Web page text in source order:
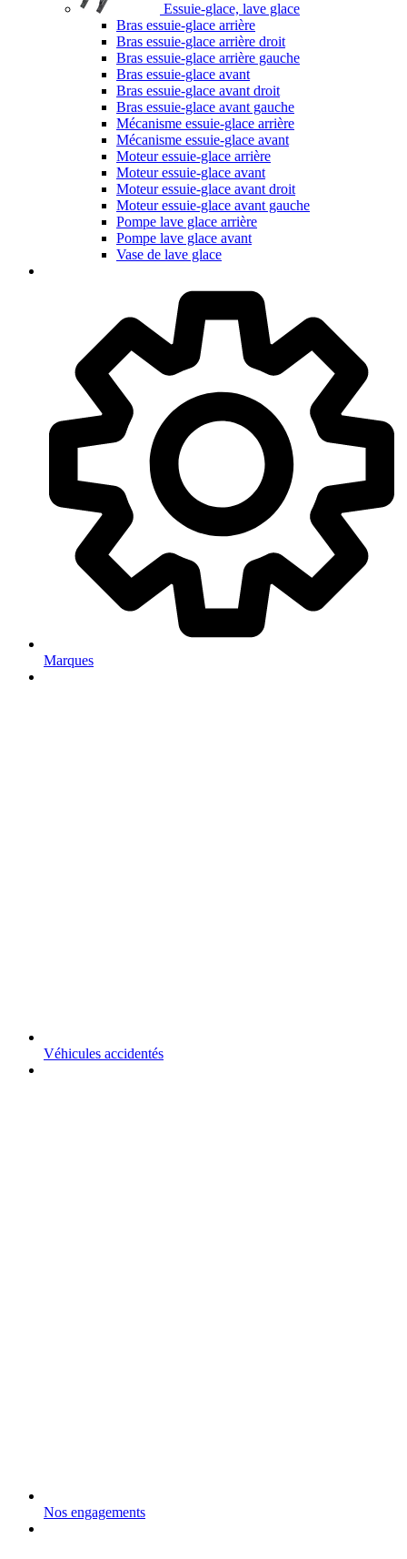
Essuie-glace, lave glace
Bras essuie-glace arrière
Bras essuie-glace arrière droit
Bras essuie-glace arrière gauche
Bras essuie-glace avant
Bras essuie-glace avant droit
Bras essuie-glace avant gauche
Mécanisme essuie-glace arrière
Mécanisme essuie-glace avant
Moteur essuie-glace arrière
Moteur essuie-glace avant
Moteur essuie-glace avant droit
Moteur essuie-glace avant gauche
Pompe lave glace arrière
Pompe lave glace avant
Vase de lave glace
Marques
Véhicules accidentés
Nos engagements